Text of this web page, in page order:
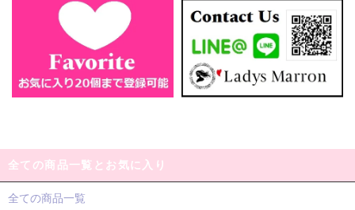
全ての商品一覧とお気に入り
全ての商品一覧